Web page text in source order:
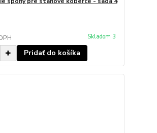
Skladom 3
Pridať do košíka